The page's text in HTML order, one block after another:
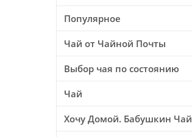
Популярное
Чай от Чайной Почты
Выбор чая по состоянию
Чай
Хочу Домой. Бабушкин Чай